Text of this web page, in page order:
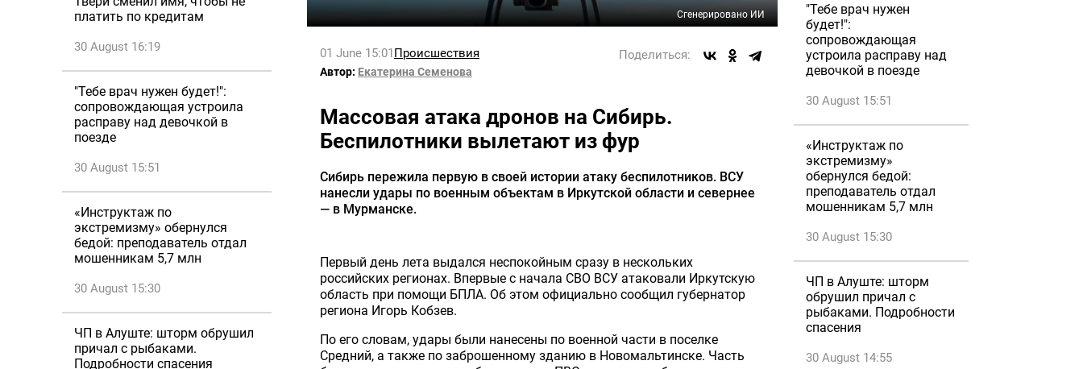
платить по кредитам
30 August 16:19
"Тебе врач нужен будет!":
сопровождающая устроила
расправу над девочкой в
поезде
30 August 15:51
«Инструктаж по
экстремизму» обернулся
бедой: преподаватель отдал
мошенникам 5,7 млн
30 August 15:30
ЧП в Алуште: шторм обрушил
причал с рыбаками.
Подробности спасения
Сгенерировано ИИ
01 June 15:01Происшествия Поделиться:
Автор: Екатерина Семенова
Массовая атака дронов на Сибирь.
Беспилотники вылетают из фур
Сибирь пережила первую в своей истории атаку беспилотников. ВСУ
нанесли удары по военным объектам в Иркутской области и севернее
— в Мурманске.
Первый день лета выдался неспокойным сразу в нескольких
российских регионах. Впервые с начала СВО ВСУ атаковали Иркутскую
область при помощи БПЛА. Об этом официально сообщил губернатор
региона Игорь Кобзев.
По его словам, удары были нанесены по военной части в поселке
Средний, а также по заброшенному зданию в Новомальтинске. Часть
"Тебе врач нужен
будет!":
сопровождающая
устроила расправу над
девочкой в поезде
30 August 15:51
«Инструктаж по
экстремизму»
обернулся бедой:
преподаватель отдал
мошенникам 5,7 млн
30 August 15:30
ЧП в Алуште: шторм
обрушил причал с
рыбаками. Подробности
спасения
30 August 14:55